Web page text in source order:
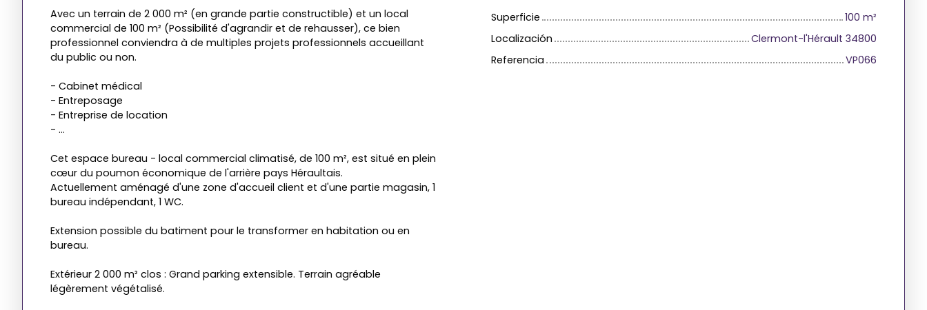
Avec un terrain de 2 000 m² (en grande partie constructible) et un local
commercial de 100 m² (Possibilité d'agrandir et de rehausser), ce bien
professionnel conviendra à de multiples projets professionnels accueillant
du public ou non.
- Cabinet médical
- Entreposage
- Entreprise de location
- ...
Cet espace bureau - local commercial climatisé, de 100 m², est situé en plein
cœur du poumon économique de l'arrière pays Héraultais.
Actuellement aménagé d'une zone d'accueil client et d'une partie magasin, 1
bureau indépendant, 1 WC.
Extension possible du batiment pour le transformer en habitation ou en
bureau.
Extérieur 2 000 m² clos : Grand parking extensible. Terrain agréable
légèrement végétalisé.
Superficie 100 m²
Localización
Clermont-l'Hérault 34800
Referencia
VP066